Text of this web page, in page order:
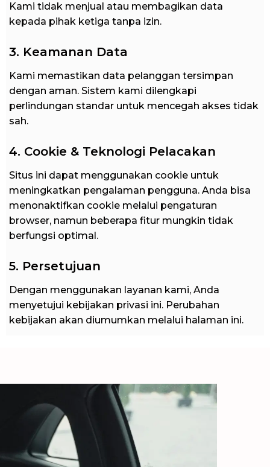
Kami tidak menjual atau membagikan data
kepada pihak ketiga tanpa izin.
3. Keamanan Data
Kami memastikan data pelanggan tersimpan
dengan aman. Sistem kami dilengkapi
perlindungan standar untuk mencegah akses tidak
sah.
4. Cookie & Teknologi Pelacakan
Situs ini dapat menggunakan cookie untuk
meningkatkan pengalaman pengguna. Anda bisa
menonaktifkan cookie melalui pengaturan
browser, namun beberapa fitur mungkin tidak
berfungsi optimal.
5. Persetujuan
Dengan menggunakan layanan kami, Anda
menyetujui kebijakan privasi ini. Perubahan
kebijakan akan diumumkan melalui halaman ini.